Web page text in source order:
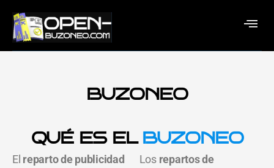
BUZONEO
QUÉ ES EL BUZONEO
El reparto de publicidad
Los repartos de